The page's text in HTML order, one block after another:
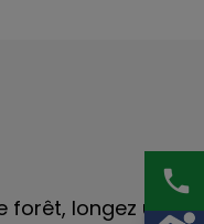
forêt, longez une
phone